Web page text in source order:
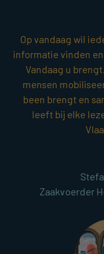
Op vandaag wil
informatie vinden
Vandaag u
mensen
been brengt en
leeft bij elke
Zaakvoerder